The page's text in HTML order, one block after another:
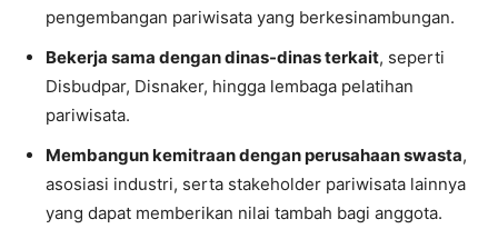
pengembangan pariwisata yang berkesinambungan.
Bekerja sama dengan dinas-dinas terkait, seperti
Disbudpar, Disnaker, hingga lembaga pelatihan
pariwisata.
Membangun kemitraan dengan perusahaan swasta,
asosiasi industri, serta stakeholder pariwisata lainnya
yang dapat memberikan nilai tambah bagi anggota.